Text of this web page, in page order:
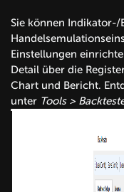
Sie können Indikator-/
Einstellungen
Detail über die
Chart und Bericht.
unter Tools >